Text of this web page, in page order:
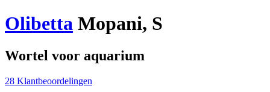
Olibetta Mopani, S
Wortel voor aquarium
28 Klantbeoordelingen